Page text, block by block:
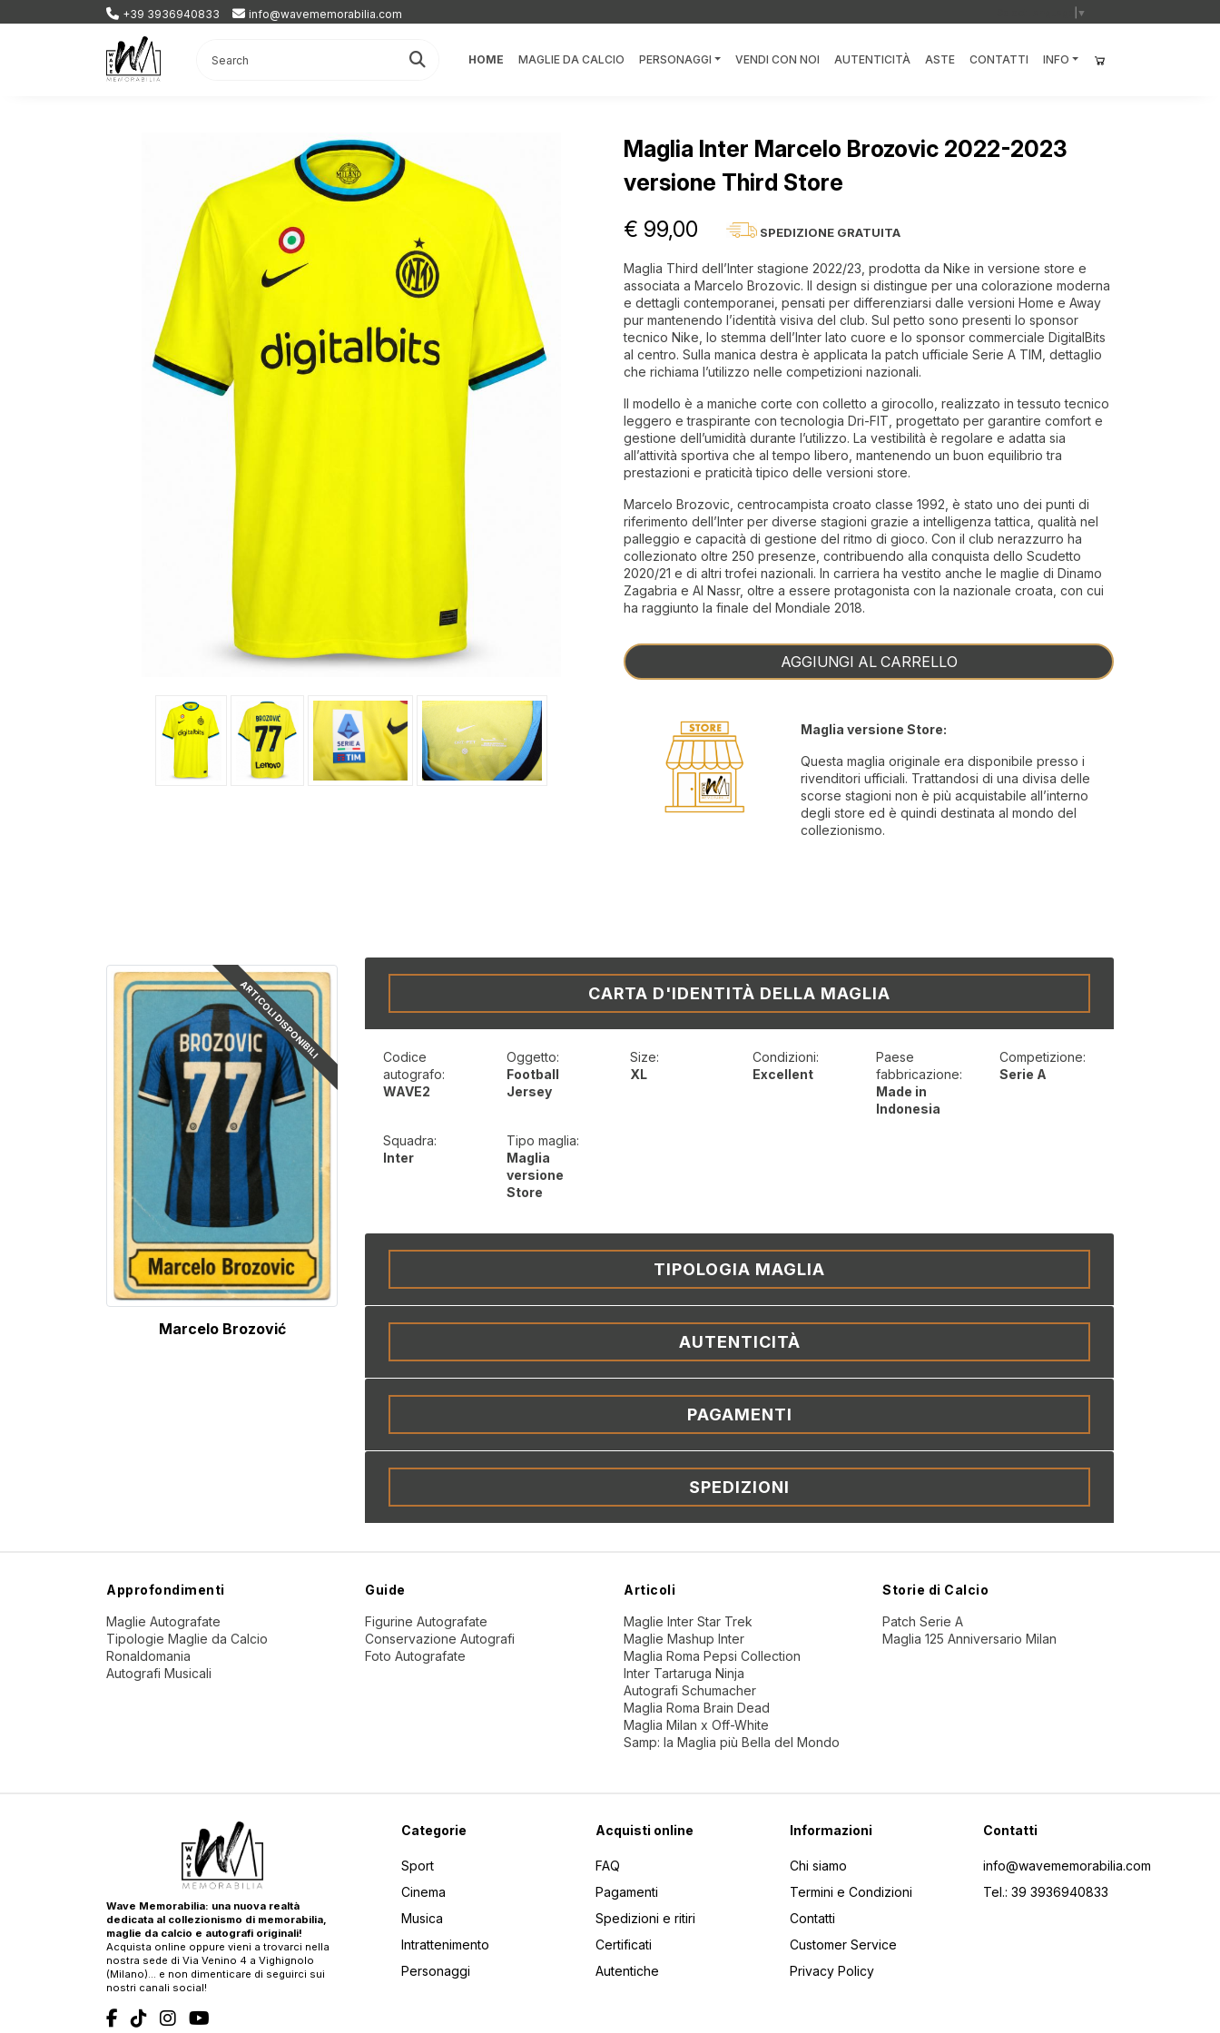
+39 3936940833 info@wavememorabilia.com ▼
HOME MAGLIE DA CALCIO PERSONAGGI VENDI CON NOI AUTENTICITÀ ASTE CONTATTI INFO
Maglia Inter Marcelo Brozovic 2022-2023
versione Third Store
€ 99,00 SPEDIZIONE GRATUITA
Maglia Third dell’Inter stagione 2022/23, prodotta da Nike in versione store e
associata a Marcelo Brozovic. Il design si distingue per una colorazione moderna
e dettagli contemporanei, pensati per differenziarsi dalle versioni Home e Away
pur mantenendo l’identità visiva del club. Sul petto sono presenti lo sponsor
tecnico Nike, lo stemma dell’Inter lato cuore e lo sponsor commerciale DigitalBits
al centro. Sulla manica destra è applicata la patch ufficiale Serie A TIM, dettaglio
che richiama l’utilizzo nelle competizioni nazionali.
Il modello è a maniche corte con colletto a girocollo, realizzato in tessuto tecnico
leggero e traspirante con tecnologia Dri-FIT, progettato per garantire comfort e
gestione dell’umidità durante l’utilizzo. La vestibilità è regolare e adatta sia
all’attività sportiva che al tempo libero, mantenendo un buon equilibrio tra
prestazioni e praticità tipico delle versioni store.
Marcelo Brozovic, centrocampista croato classe 1992, è stato uno dei punti di
riferimento dell’Inter per diverse stagioni grazie a intelligenza tattica, qualità nel
palleggio e capacità di gestione del ritmo di gioco. Con il club nerazzurro ha
collezionato oltre 250 presenze, contribuendo alla conquista dello Scudetto
2020/21 e di altri trofei nazionali. In carriera ha vestito anche le maglie di Dinamo
Zagabria e Al Nassr, oltre a essere protagonista con la nazionale croata, con cui
ha raggiunto la finale del Mondiale 2018.
AGGIUNGI AL CARRELLO
Maglia versione Store:
Questa maglia originale era disponibile presso i
rivenditori ufficiali. Trattandosi di una divisa delle
scorse stagioni non è più acquistabile all’interno
degli store ed è quindi destinata al mondo del
collezionismo.
ARTICOLI DISPONIBILI
Marcelo Brozović
CARTA D'IDENTITÀ DELLA MAGLIA
Codice
autografo:
WAVE2
Oggetto:
Football
Jersey
Size:
XL
Condizioni:
Excellent
Paese
fabbricazione:
Made in
Indonesia
Competizione:
Serie A
Squadra:
Inter
Tipo maglia:
Maglia
versione
Store
TIPOLOGIA MAGLIA
AUTENTICITÀ
PAGAMENTI
SPEDIZIONI
Approfondimenti
Maglie Autografate
Tipologie Maglie da Calcio
Ronaldomania
Autografi Musicali
Guide
Figurine Autografate
Conservazione Autografi
Foto Autografate
Articoli
Maglie Inter Star Trek
Maglie Mashup Inter
Maglia Roma Pepsi Collection
Inter Tartaruga Ninja
Autografi Schumacher
Maglia Roma Brain Dead
Maglia Milan x Off-White
Samp: la Maglia più Bella del Mondo
Storie di Calcio
Patch Serie A
Maglia 125 Anniversario Milan
Wave Memorabilia: una nuova realtà
dedicata al collezionismo di memorabilia,
maglie da calcio e autografi originali!
Acquista online oppure vieni a trovarci nella
nostra sede di Via Venino 4 a Vighignolo
(Milano)… e non dimenticare di seguirci sui
nostri canali social!
Categorie
Sport
Cinema
Musica
Intrattenimento
Personaggi
Acquisti online
FAQ
Pagamenti
Spedizioni e ritiri
Certificati
Autentiche
Informazioni
Chi siamo
Termini e Condizioni
Contatti
Customer Service
Privacy Policy
Contatti
info@wavememorabilia.com
Tel.: 39 3936940833